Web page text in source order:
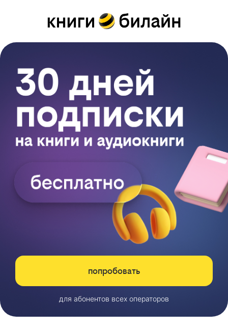
попробовать
для абонентов всех операторов